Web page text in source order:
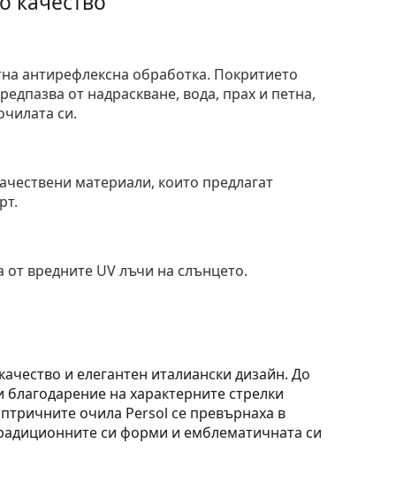
антирефлексна обработка. Покритието
от надраскване, вода, прах и петна,
си.
материали, които предлагат
вредните UV лъчи на слънцето.
и елегантен италиански дизайн. До
на характерните стрелки
очила Persol се превърнаха в
си форми и емблематичната си